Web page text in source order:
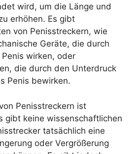
wird, um die Länge und
erhöhen. Es gibt
von Penisstreckern, wie
Geräte, die durch
wirken, oder
die durch den Unterdruck
Penis bewirken.
Penisstreckern ist
gibt keine wissenschaftlichen
tatsächlich eine
oder Vergrößerung